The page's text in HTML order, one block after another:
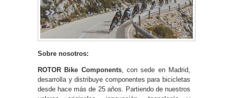
Sobre nosotros:
ROTOR Bike Components, con sede en Madrid,
desarrolla y distribuye componentes para bicicletas
desde hace más de 25 años. Partiendo de nuestros